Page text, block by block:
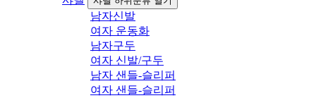
남자신발
여자 운동화
남자구두
여자 신발/구두
남자 샌들-슬리퍼
여자 샌들-슬리퍼